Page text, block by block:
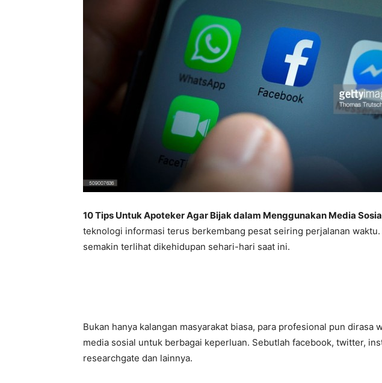
10 Tips Untuk Apoteker Agar Bijak dalam Menggunakan Media
teknologi informasi terus berkembang pesat seiring perjalanan waktu.
semakin terlihat dikehidupan sehari-hari saat ini.
Bukan hanya kalangan masyarakat biasa, para profesional pun dirasa
media sosial untuk berbagai keperluan. Sebutlah facebook, twitter,
researchgate dan lainnya.